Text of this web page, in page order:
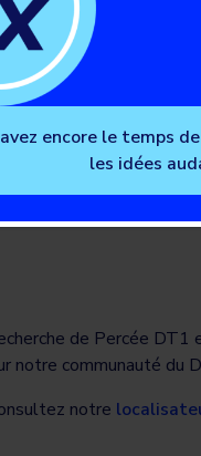
de Percée
notre communauté du
notre
encore le temps
les idées